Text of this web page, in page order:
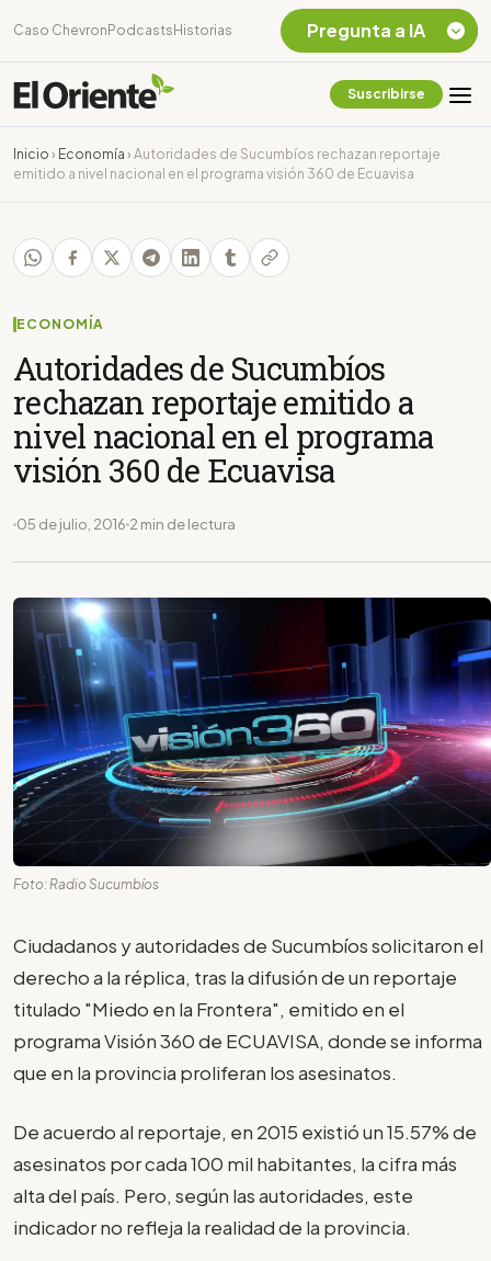
Caso Chevron Podcasts Historias
Suscribirse
Inicio › Economía › Autoridades de Sucumbíos rechazan reportaje
emitido a nivel nacional en el programa visión 360 de Ecuavisa
ECONOMÍA
Autoridades de Sucumbíos
rechazan reportaje emitido a
nivel nacional en el programa
visión 360 de Ecuavisa
05 de julio, 2016 2 min de lectura
Foto: Radio Sucumbíos
Ciudadanos y autoridades de Sucumbíos solicitaron el
derecho a la réplica, tras la difusión de un reportaje
titulado "Miedo en la Frontera", emitido en el
programa Visión 360 de ECUAVISA, donde se informa
que en la provincia proliferan los asesinatos.
De acuerdo al reportaje, en 2015 existió un 15.57% de
asesinatos por cada 100 mil habitantes, la cifra más
alta del país. Pero, según las autoridades, este
indicador no refleja la realidad de la provincia.
Pregunta a IA
Chevron Ecuador